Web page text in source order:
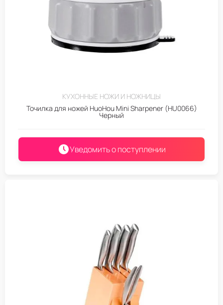
КУХОННЫЕ НОЖИ И НОЖНИЦЫ
Точилка для ножей HuoHou Mini Sharpener (HU0066)
Черный
Уведомить о поступлении